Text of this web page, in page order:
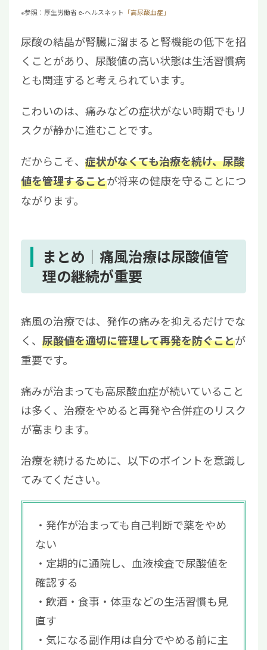
※参照：厚生労働省 e-ヘルスネット 「高尿酸血症」
尿酸の結晶が腎臓に溜まると腎機能の低下を招
くことがあり、尿酸値の高い状態は生活習慣病
とも関連すると考えられています。
こわいのは、痛みなどの症状がない時期でもリ
スクが静かに進むことです。
だからこそ、 症状がなくても治療を続け、尿酸
値を管理することが将来の健康を守ることにつ
ながります。
まとめ｜痛風治療は尿酸値管
理の継続が重要
痛風の治療では、発作の痛みを抑えるだけでな
く、 尿酸値を適切に管理して再発を防ぐことが
重要です。
痛みが治まっても高尿酸血症が続いていること
は多く、治療をやめると再発や合併症のリスク
が高まります。
治療を続けるために、以下のポイントを意識し
てみてください。
発作が治まっても自己判断で薬をやめ
ない
定期的に通院し、血液検査で尿酸値を
確認する
飲酒・食事・体重などの生活習慣も見
直す
気になる副作用は自分でやめる前に主